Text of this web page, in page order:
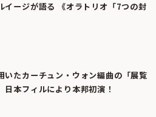
イージが語る 《オラトリオ「7つの封
いたカーチュン・ウォン編曲の「展覧
日本フィルにより本邦初演！